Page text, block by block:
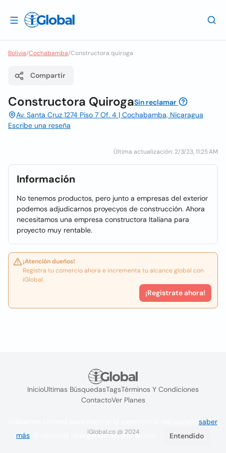
Bolivia/Cochabamba/Constructora quiroga
Compartir
Constructora QuirogaSin reclamar
Av. Santa Cruz 1274 Piso 7 Of. 4 | Cochabamba, Nicaragua
Escribe una reseña
Última actualización: 2/3/23, 11:25 AM
Información
No tenemos productos, pero junto a empresas del exterior
podemos adjudicarnos proyecyos de construcción. Ahora
necesitamos una empresa constructora Italiana para
proyecto muy rentable.
¡Atención dueños!
Registra tu comercio ahora e incrementa tu alcance global con
iGlobal.
¡Registrate ahora!
InicioUltimas BúsquedasTagsTérminos Y Condiciones
ContactoVer Planes
iGlobal.co @ 2024
saber
más . Si continúa navegando acepta su uso. Entendido